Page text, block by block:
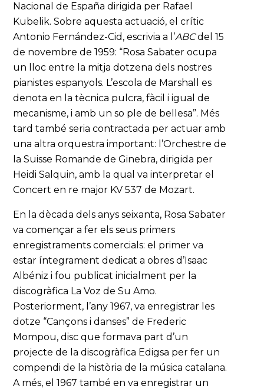
Nacional de España dirigida per Rafael
Kubelik. Sobre aquesta actuació, el crític
Antonio Fernández-Cid, escrivia a l’ABCdel 15
de novembre de 1959: “Rosa Sabater ocupa
un lloc entre la mitja dotzena dels nostres
pianistes espanyols. L’escola de Marshall es
denota en la tècnica pulcra, fàcil i igual de
mecanisme, i amb un so ple de bellesa”. Més
tard també seria contractada per actuar amb
una altra orquestra important: l’Orchestre de
la Suisse Romande de Ginebra, dirigida per
Heidi Salquin, amb la qual va interpretar el
Concert en re major KV 537 de Mozart.
En la dècada dels anys seixanta, Rosa Sabater
va començar a fer els seus primers
enregistraments comercials: el primer va
estar íntegrament dedicat a obres d’Isaac
Albéniz i fou publicat inicialment per la
discogràfica La Voz de Su Amo.
Posteriorment, l’any 1967, va enregistrar les
dotze “Cançons i danses” de Frederic
Mompou, disc que formava part d’un
projecte de la discogràfica Edigsa per fer un
compendi de la història de la música catalana.
A més, el 1967 també en va enregistrar un